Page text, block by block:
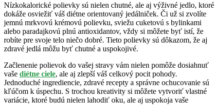
Nízkokalorické polievky sú nielen chutné, ale aj výživné jedlo, ktoré
dokáže osviežiť váš diétne orientovaný jedálniček. Či už si zvolíte
jemnú mrkvovú krémovú polievku, sviežu cuketovú s bylinkami
alebo paradajkovú plnú antioxidantov, vždy si môžete byť istí, že
robíte pre svoje telo niečo dobré. Tieto polievky sú dôkazom, že aj
zdravé jedlá môžu byť chutné a uspokojivé.
Začlenenie polievok do vašej stravy vám nielen pomôže dosiahnuť
vaše diétne ciele, ale aj zlepší váš celkový pocit pohody.
Jednoduché ingrediencie, zdravé recepty a správne ochucovanie sú
kľúčom k úspechu. S trochou kreativity si môžete vytvoriť vlastné
variácie, ktoré budú nielen lahodiť oku, ale aj uspokoja vaše